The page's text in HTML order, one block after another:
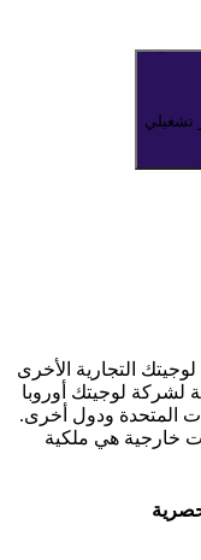
تشغيلي
التجارية الأخرى
لشركة لوجيتك أوروبا
المتحدة ودول أخرى.
خارجية هي ملكية